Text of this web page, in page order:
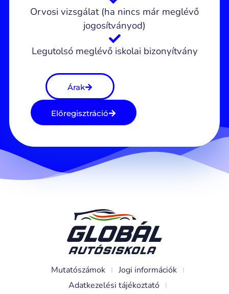
Orvosi vizsgálat (ha nincs már meglévő
jogosítványod)
Legutolsó meglévő iskolai bizonyítvány
Árak
Előregisztráció
Mutatószámok
Jogi információk
Adatkezelési tájékoztató